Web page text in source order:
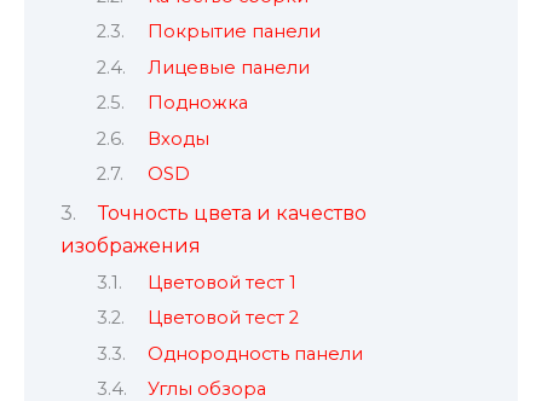
Покрытие панели
Лицевые панели
Подножка
Входы
OSD
Точность цвета и качество
изображения
Цветовой тест 1
Цветовой тест 2
Однородность панели
Углы обзора